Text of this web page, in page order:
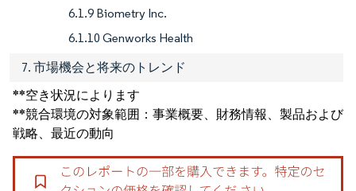
6.1.9 Biometry Inc.
6.1.10 Genworks Health
7. 市場機会と将来のトレンド
**空き状況によります
**競合環境の対象範囲：事業概要、財務情報、製品および
戦略、最近の動向